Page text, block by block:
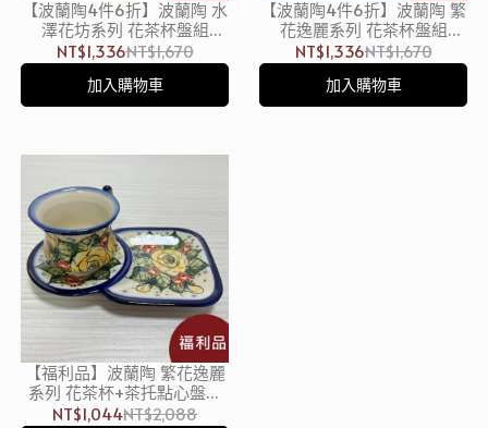
【波蘭陶4件6折】波蘭陶 水
澤花坊系列 花茶杯盤組
200ml 波蘭手工製
NT$1,336NT$1,670
加入購物車
【波蘭陶4件6折】波蘭陶 繁
花逸麗系列 花茶杯盤組
200ml 波蘭手工製
NT$1,336NT$1,670
加入購物車
【福利品】波蘭陶 繁花逸麗
系列 花茶杯+茶托點心盤組
200ml 波蘭手工製
NT$1,044NT$2,088